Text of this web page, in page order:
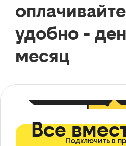
удобно -
месяц
ВсеПодключить в